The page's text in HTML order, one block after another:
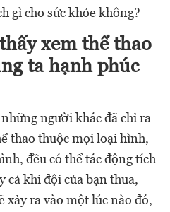
gì cho sức khỏe không?
xem thể thao
ta hạnh phúc
người khác đã chỉ ra
thao thuộc mọi loại hình,
đều có thể tác động tích
cả khi đội của bạn thua,
xảy ra vào một lúc nào đó,